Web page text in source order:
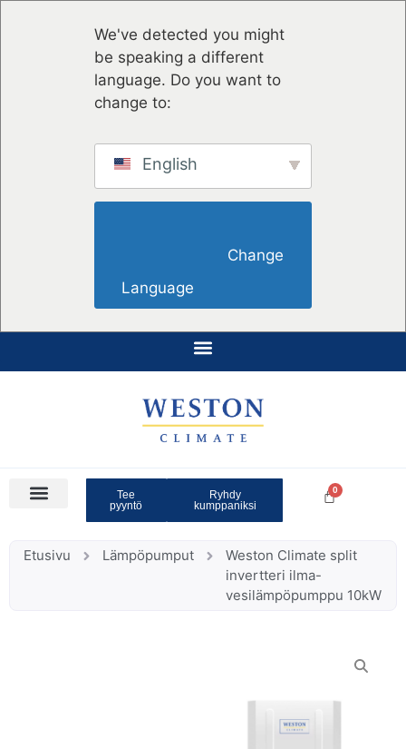
We've detected you might
be speaking a different
language. Do you want to
change to:
English
Language
Tee
pyyntö
Ryhdy
kumppaniksi
Etusivu Lämpöpumput
Weston Climate split
invertteri ilma-
vesilämpöpumppu 10kW